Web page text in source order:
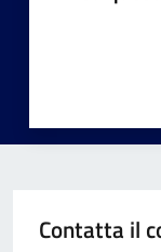
Contatta il